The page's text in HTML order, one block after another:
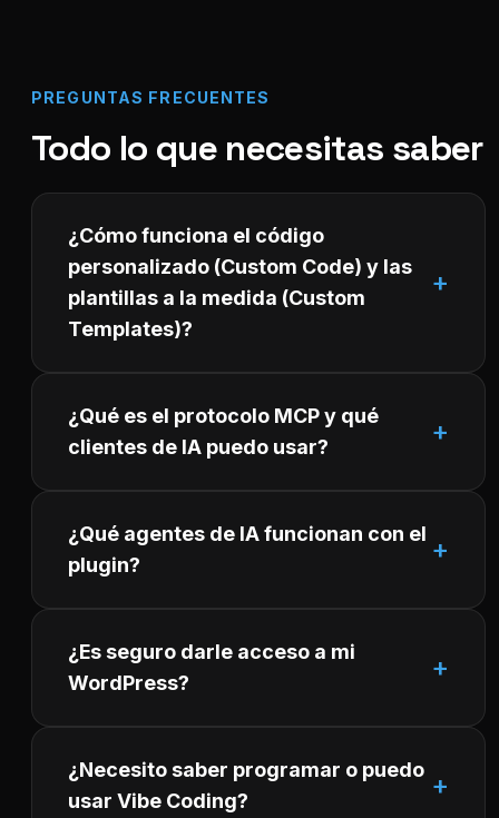
PREGUNTAS FRECUENTES
Todo lo que necesitas saber
¿Cómo funciona el código
personalizado (Custom Code) y las
plantillas a la medida (Custom
Templates)?
¿Qué es el protocolo MCP y qué
clientes de IA puedo usar?
¿Qué agentes de IA funcionan con el
plugin?
¿Es seguro darle acceso a mi
WordPress?
¿Necesito saber programar o puedo
usar Vibe Coding?